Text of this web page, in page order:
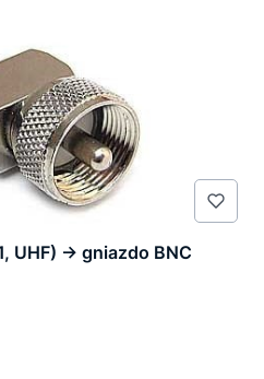
UHF) -> gniazdo BNC